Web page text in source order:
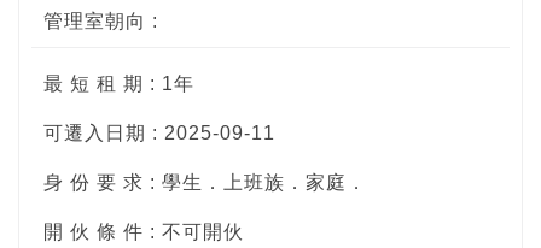
管理室朝向 :
最 短 租 期 : 1年
可遷入日期 : 2025-09-11
身 份 要 求 : 學生．上班族．家庭．
開 伙 條 件 : 不可開伙